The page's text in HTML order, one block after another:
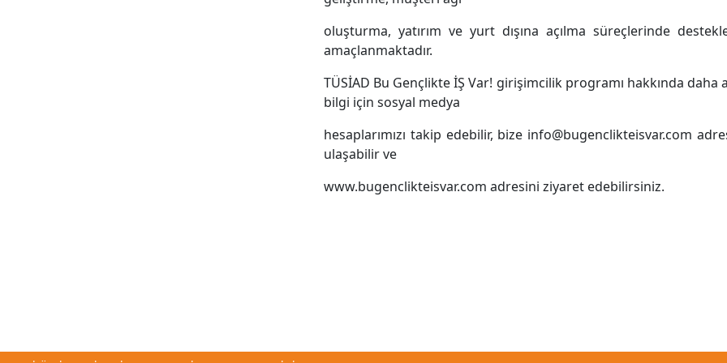
oluşturma, yatırım ve yurt dışına açılma süreçlerinde
amaçlanmaktadır.
TÜSİAD Bu Gençlikte İŞ Var! girişimcilik programı hakkında daha
bilgi için sosyal medya
hesaplarımızı takip edebilir, bize info@bugenclikteisvar.com
ulaşabilir ve
www.bugenclikteisvar.com adresini ziyaret edebilirsiniz.